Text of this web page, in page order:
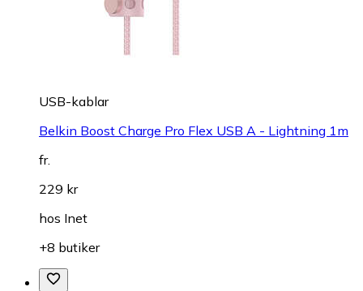
USB-kablar
Belkin Boost Charge Pro Flex USB A - Lightning 1m
fr.
229 kr
hos Inet
+8 butiker